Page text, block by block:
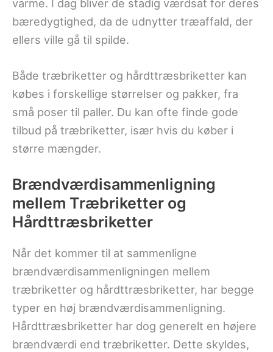
varme. I dag bliver de stadig værdsat for deres
bæredygtighed, da de udnytter træaffald, der
ellers ville gå til spilde.
Både træbriketter og hårdttræsbriketter kan
købes i forskellige størrelser og pakker, fra
små poser til paller. Du kan ofte finde gode
tilbud på træbriketter, især hvis du køber i
større mængder.
Brændværdisammenligning
mellem Træbriketter og
Hårdttræsbriketter
Når det kommer til at sammenligne
brændværdisammenligningen mellem
træbriketter og hårdttræsbriketter, har begge
typer en høj brændværdisammenligning.
Hårdttræsbriketter har dog generelt en højere
brændværdi end træbriketter. Dette skyldes,